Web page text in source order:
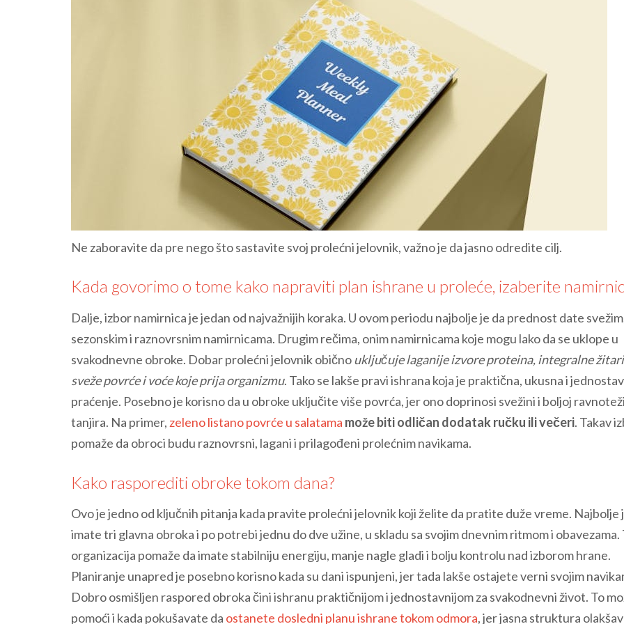
Ne zaboravite da pre nego što sastavite svoj prolećni jelovnik, važno je da jasno odredite cilj.
Kada govorimo o tome kako napraviti plan ishrane u proleće, izaberite
Dalje, izbor namirnica je jedan od najvažnijih koraka. U ovom periodu najbolje je da prednost date
sezonskim i raznovrsnim namirnicama. Drugim rečima, onim namirnicama koje mogu lako da se uklope u
svakodnevne obroke. Dobar prolećni jelovnik običnouključuje laganije izvore proteina, integralne
sveže povrće i voće koje prija organizmu. Tako se lakše pravi ishrana koja je praktična, ukusna i
praćenje. Posebno je korisno da u obroke uključite više povrća, jer ono doprinosi svežini i boljoj
tanjira. Na primer, zeleno listano povrće u salatama može biti odličan dodatak ručku ili večeri. Takav
pomaže da obroci budu raznovrsni, lagani i prilagođeni prolećnim navikama.
Kako rasporediti obroke tokom dana?
Ovo je jedno od ključnih pitanja kada pravite prolećni jelovnik koji želite da pratite duže vreme. Najbolje
imate tri glavna obroka i po potrebi jednu do dve užine, u skladu sa svojim dnevnim ritmom i obavezama.
organizacija pomaže da imate stabilniju energiju, manje nagle gladi i bolju kontrolu nad izborom hrane.
Planiranje unapred je posebno korisno kada su dani ispunjeni, jer tada lakše ostajete verni svojim
Dobro osmišljen raspored obroka čini ishranu praktičnijom i jednostavnijom za svakodnevni život. To
pomoći i kada pokušavate da ostanete dosledni planu ishrane tokom odmora, jer jasna struktura